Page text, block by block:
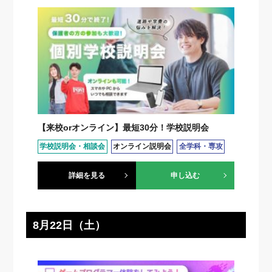
【来校orオンライン】最短30分！学校説明会
学校説明会・相談会 オンライン説明会 全学科・専攻
詳細を見る 申し込む
8月22日（土）